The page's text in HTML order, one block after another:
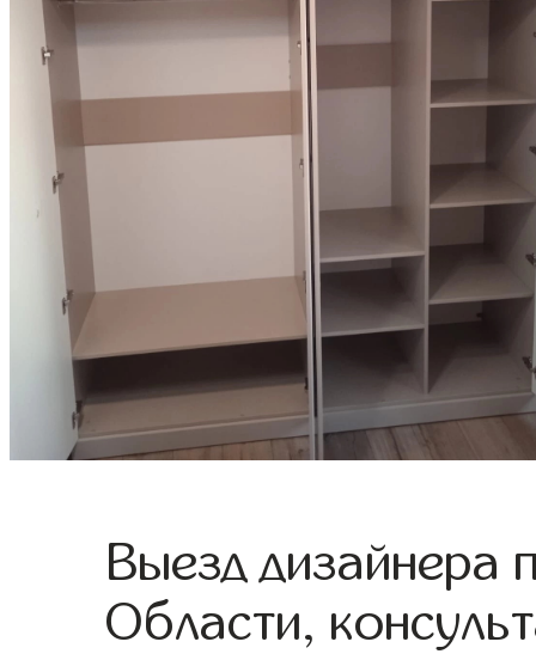
Выезд дизайнера
Области,